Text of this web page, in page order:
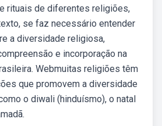
rituais de diferentes religiões,
se faz necessário entender
a diversidade religiosa,
e incorporação na
Webmuitas religiões têm
que promovem a diversidade
o diwali (hinduísmo), o natal